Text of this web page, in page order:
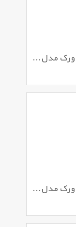
مجموعه 2 عددی مته کبالت مای ورک مدل 013MW
مجموعه 2 عددی مته کبالت مای ورک مدل 125MW